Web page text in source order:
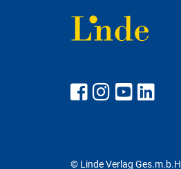
© Linde Verlag Ges.m.b.H